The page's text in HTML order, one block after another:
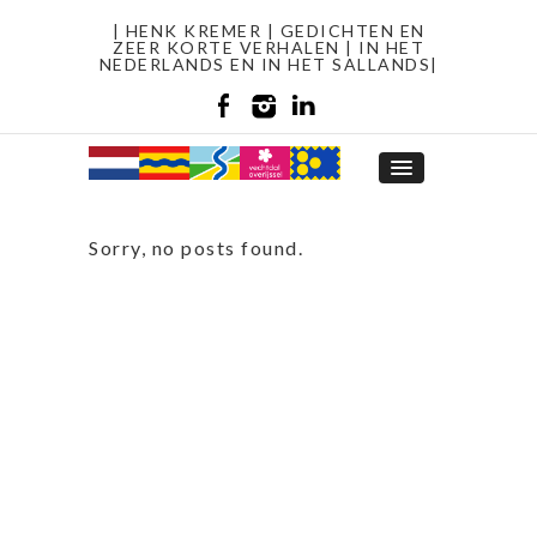
| HENK KREMER | GEDICHTEN EN
ZEER KORTE VERHALEN | IN HET
NEDERLANDS EN IN HET SALLANDS|
Sorry, no posts found.